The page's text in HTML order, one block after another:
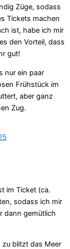
Züge, sodass
Tickets machen
ist, habe ich mir
den Vorteil, dass
gut!
nur ein paar
Frühstück im
aber ganz
Zug.
im Ticket (ca.
sodass ich mir
dann gemütlich
zu blitzt das Meer